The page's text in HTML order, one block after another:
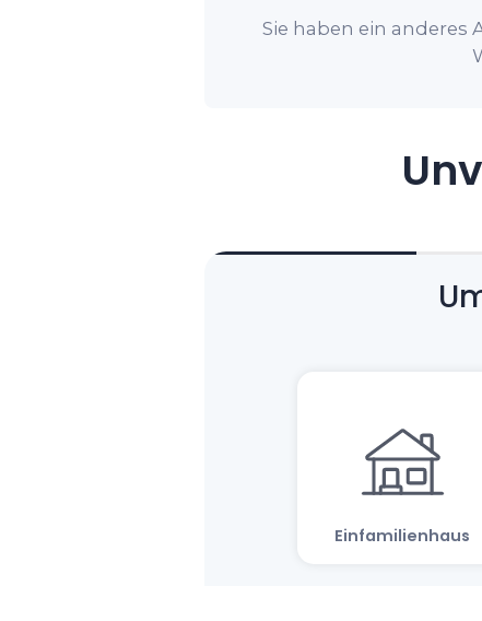
Sie haben ein anderes